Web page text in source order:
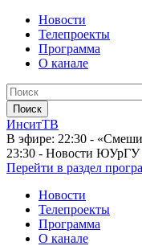
Новости
Телепроекты
Программа
О канале
ИнситТВ
В эфире: 22:30 -
23:30 - Новости ЮУрГУ
Перейти в раздел
Новости
Телепроекты
Программа
О канале